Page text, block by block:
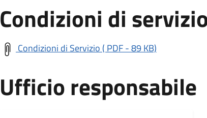
Condizioni di
Condizioni di Servizio ( PDF - 89 KB)
Ufficio responsabile